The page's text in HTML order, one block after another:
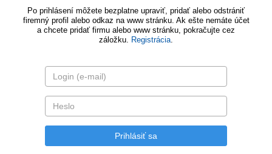
Po prihlásení môžete bezplatne upraviť, pridať alebo odstrániť
firemný profil alebo odkaz na www stránku. Ak ešte nemáte účet
a chcete pridať firmu alebo www stránku, pokračujte cez
záložku. Registrácia.